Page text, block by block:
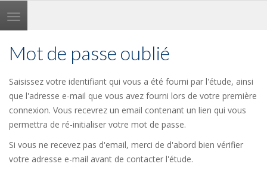
Toggle
navigation
Mot de passe oublié
Saisissez votre identifiant qui vous a été fourni par l'étude, ainsi
que l'adresse e-mail que vous avez fourni lors de votre première
connexion. Vous recevrez un email contenant un lien qui vous
permettra de ré-initialiser votre mot de passe.
Si vous ne recevez pas d'email, merci de d'abord bien vérifier
votre adresse e-mail avant de contacter l'étude.